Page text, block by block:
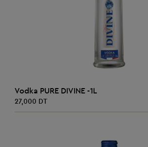
AJOUTER AU PANIER
Vodka PURE DIVINE -1L
27,000 DT